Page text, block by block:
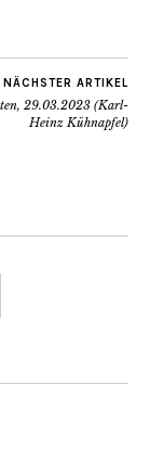
NÄCHSTER ARTIKEL
29.03.2023 (Karl-
Heinz Kühnapfel)